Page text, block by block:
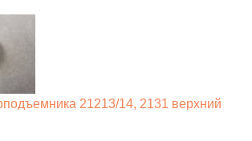
21213/14, 2131 верхний